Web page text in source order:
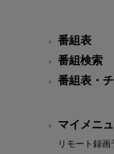
番組表
番組検索
番組表・
マイメニ
リモート録画